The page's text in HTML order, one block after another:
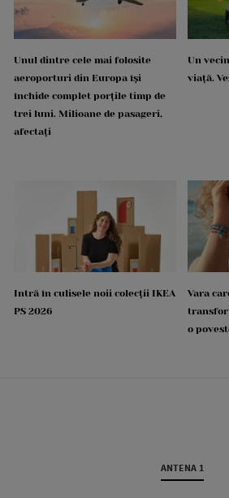
Unul dintre cele mai folosite
aeroporturi din Europa își
închide complet porțile timp de
trei luni. Milioane de pasageri,
afectați
Un
viață.
Intră în culisele noii colecții IKEA
PS 2026
Vara
o
ANTENA 1